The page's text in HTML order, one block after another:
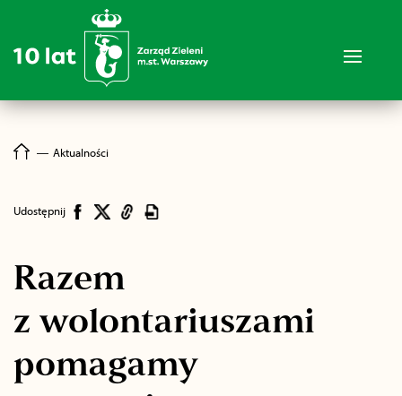
― Aktualności
Udostępnij
Razem
z wolontariuszami
pomagamy